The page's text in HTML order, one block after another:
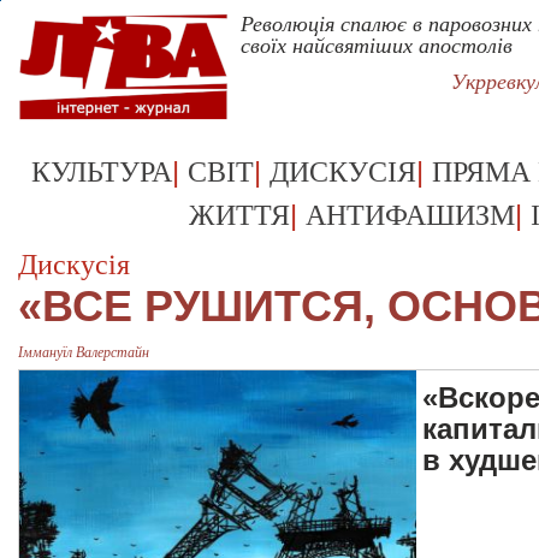
Революція спалює в
своїх найсвятіших апостолів
КУЛЬТУРА| СВІТ| ДИСКУСІЯ| ПРЯМА
ЖИТТЯ| АНТИФАШИЗМ|
Дискусія
«ВСЕ РУШИТСЯ,
Iммануїл Валерстайн
в